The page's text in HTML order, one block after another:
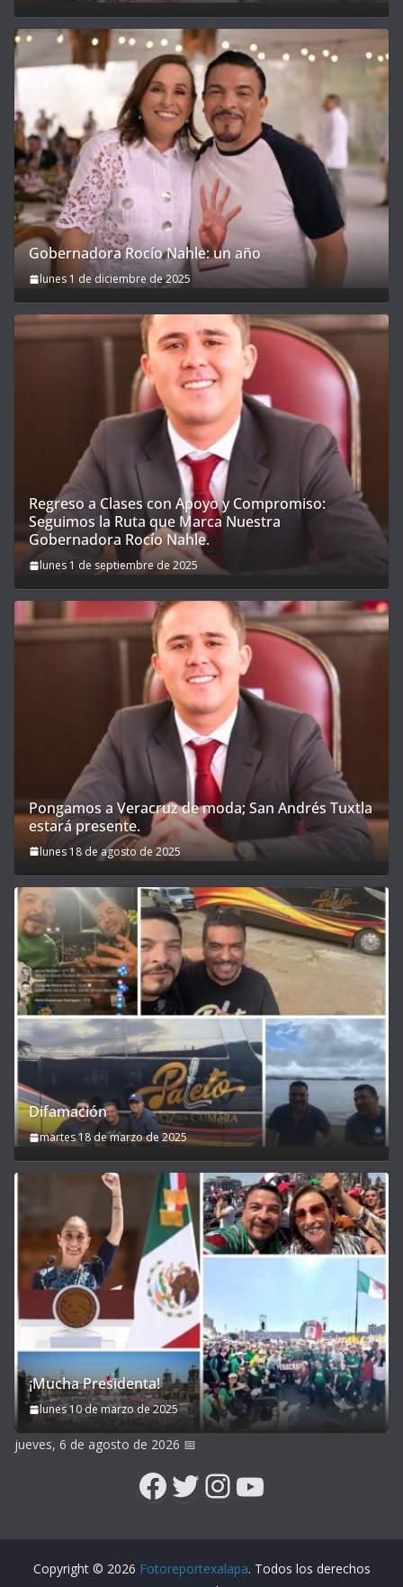
Gobernadora Rocío Nahle: un año
lunes 1 de diciembre de 2025
Regreso a Clases con Apoyo y Compromiso:
Seguimos la Ruta que Marca Nuestra
Gobernadora Rocío Nahle.
lunes 1 de septiembre de 2025
Pongamos a Veracruz de moda; San Andrés Tuxtla
estará presente.
lunes 18 de agosto de 2025
Difamación
martes 18 de marzo de 2025
¡Mucha Presidenta!
lunes 10 de marzo de 2025
jueves, 6 de agosto de 2026 📅
Facebook
Twitter
Instagram
YouTube
Copyright © 2026 Fotoreportexalapa. Todos los derechos